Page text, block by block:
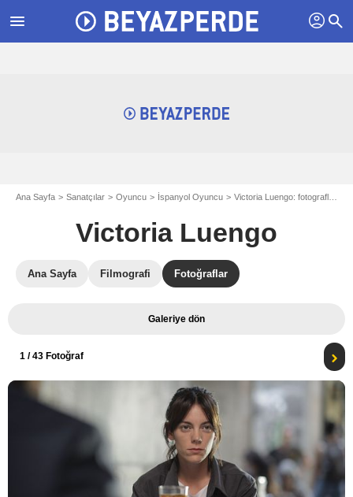
menu profil search
Ana Sayfa Sanatçılar Oyuncu İspanyol Oyuncu Victoria Luengo: fotograflar
Victoria Luengo
Ana Sayfa Filmografi Fotoğraflar
Galeriye dön
1 / 43 Fotoğraf